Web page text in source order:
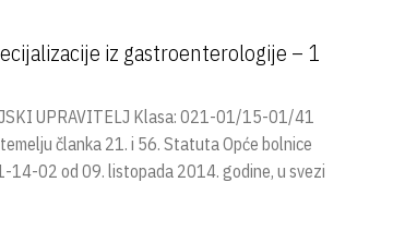
iz gastroenterologije – 1
UPRAVITELJ Klasa: 021-01/15-01/41
članka 21. i 56. Statuta Opće bolnice
02 od 09. listopada 2014. godine, u svezi